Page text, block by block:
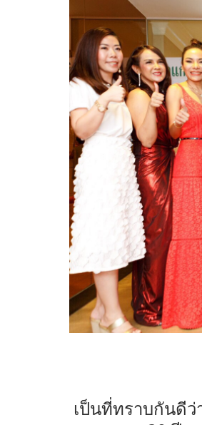
เป็นที่ทราบกันดีว่